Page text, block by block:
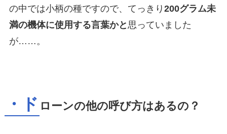
の中では小柄の種ですので、てっきり 200グラム未
満の機体に使用する言葉かと思っていました
が……。
・ド ローンの他の呼び方はあるの？